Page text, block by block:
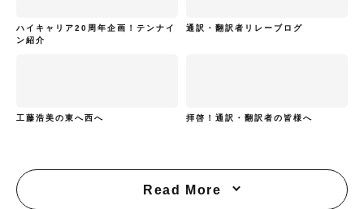
ハイキャリア20周年企画！テンナイ
ン紹介
通訳・翻訳者リレーブログ
工藤浩美の東へ西へ 拝啓！通訳・翻訳者の皆様へ
Read More